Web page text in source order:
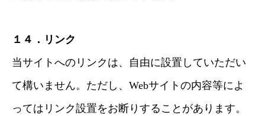
１４．リンク
当サイトへのリンクは、自由に設置していただい
て構いません。ただし、Webサイトの内容等によ
ってはリンク設置をお断りすることがあります。